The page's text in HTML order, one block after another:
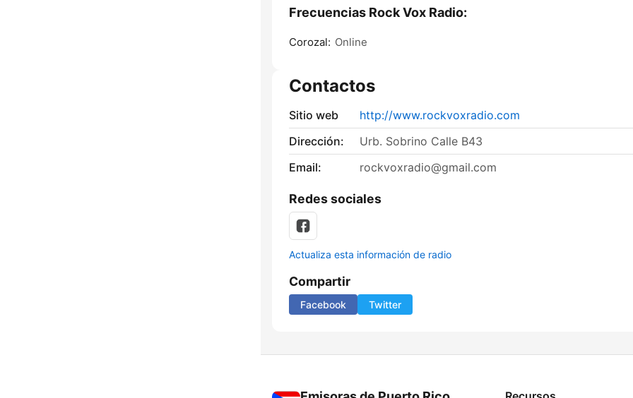
Frecuencias Rock Vox Radio:
Corozal: Online
Contactos
Sitio web
http://www.rockvoxradio.com
Dirección:
Urb. Sobrino Calle B43
Email:
rockvoxradio@gmail.com
Redes sociales
Actualiza esta información de radio
Compartir
Facebook Twitter